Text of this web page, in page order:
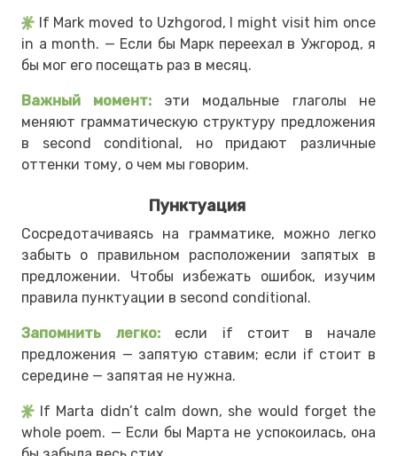
If Mark moved to Uzhgorod, I might visit him once
in a month. — Если бы Марк переехал в Ужгород, я
бы мог его посещать раз в месяц.
Важный момент: эти модальные глаголы не
меняют грамматическую структуру предложения
в second conditional, но придают различные
оттенки тому, о чем мы говорим.
Пунктуация
Сосредотачиваясь на грамматике, можно легко
забыть о правильном расположении запятых в
предложении. Чтобы избежать ошибок, изучим
правила пунктуации в second conditional.
Запомнить легко:если if стоит в начале
предложения — запятую ставим; если if стоит в
середине — запятая не нужна.
If Marta didn’t calm down, she would forget the
whole poem. — Если бы Марта не успокоилась, она